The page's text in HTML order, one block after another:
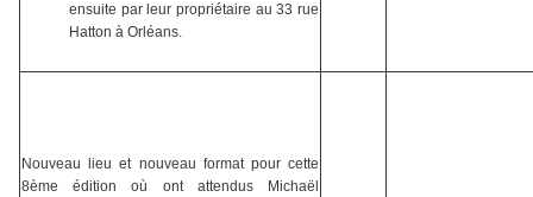
ensuite par leur propriétaire au 33 rue
Hatton à Orléans.
Nouveau lieu et nouveau format pour cette
8ème édition où ont attendus Michaël